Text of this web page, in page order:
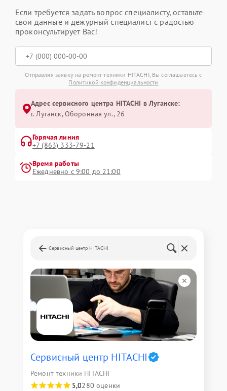
Если требуется задать вопрос специалисту, оставьте
свои данные и дежурный специалист с радостью
проконсультирует Вас!
Отправляя заявку на ремонт техники HITACHI, Вы соглашаетесь с
Политикой конфиденциальности
Адрес сервисного центра HITACHI в Луганске:
г. Луганск, Оборонная ул., 26
Горячая линия
+7 (863) 333-79-21
Время работы
Ежедневно с 9:00 до 21:00
Сервисный центр HITACHI
Сервисный центр HITACHI
Ремонт техники HITACHI
5,0280 оценки